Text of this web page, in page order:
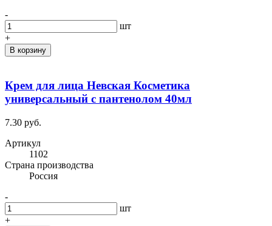
-
шт
+
В корзину
Крем для лица Невская Косметика
универсальный с пантенолом 40мл
7.30 руб.
Артикул
1102
Cтрана производства
Россия
-
шт
+